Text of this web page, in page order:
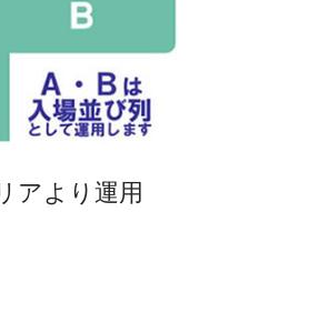
アより運用